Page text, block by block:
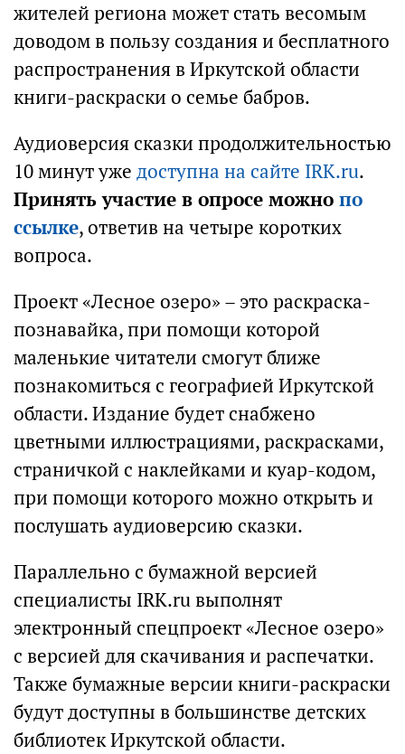
жителей региона может стать весомым
доводом в пользу создания и бесплатного
распространения в Иркутской области
книги-раскраски о семье бабров.
Аудиоверсия сказки продолжительностью
10 минут уже доступна на сайте IRK.ru.
Принять участие в опросе можно по
ссылке, ответив на четыре коротких
вопроса.
Проект «Лесное озеро» – это раскраска-
познавайка, при помощи которой
маленькие читатели смогут ближе
познакомиться с географией Иркутской
области. Издание будет снабжено
цветными иллюстрациями, раскрасками,
страничкой с наклейками и куар-кодом,
при помощи которого можно открыть и
послушать аудиоверсию сказки.
Параллельно с бумажной версией
специалисты IRK.ru выполнят
электронный спецпроект «Лесное озеро»
с версией для скачивания и распечатки.
Также бумажные версии книги-раскраски
будут доступны в большинстве детских
библиотек Иркутской области.